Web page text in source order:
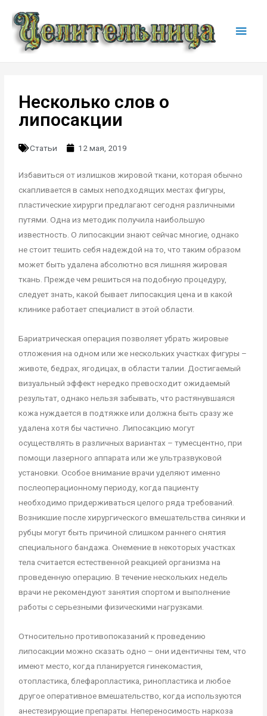
Несколько слов о
липосакции
Статьи 12 мая, 2019
Избавиться от излишков жировой ткани, которая обычно
скапливается в самых неподходящих местах фигуры,
пластические хирурги предлагают сегодня различными
путями. Одна из методик получила наибольшую
известность. О липосакции знают сейчас многие, однако
не стоит тешить себя надеждой на то, что таким образом
может быть удалена абсолютно вся лишняя жировая
ткань. Прежде чем решиться на подобную процедуру,
следует знать, какой бывает липосакция цена и в какой
клинике работает специалист в этой области.
Бариатрическая операция позволяет убрать жировые
отложения на одном или же нескольких участках фигуры –
животе, бедрах, ягодицах, в области талии. Достигаемый
визуальный эффект нередко превосходит ожидаемый
результат, однако нельзя забывать, что растянувшаяся
кожа нуждается в подтяжке или должна быть сразу же
удалена хотя бы частично. Липосакцию могут
осуществлять в различных вариантах – тумесцентно, при
помощи лазерного аппарата или же ультразвуковой
установки. Особое внимание врачи уделяют именно
послеоперационному периоду, когда пациенту
необходимо придерживаться целого ряда требований.
Возникшие после хирургического вмешательства синяки и
рубцы могут быть причиной слишком раннего снятия
специального бандажа. Онемение в некоторых участках
тела считается естественной реакцией организма на
проведенную операцию. В течение нескольких недель
врачи не рекомендуют занятия спортом и выполнение
работы с серьезными физическими нагрузками.
Относительно противопоказаний к проведению
липосакции можно сказать одно – они идентичны тем, что
имеют место, когда планируется гинекомастия,
отопластика, блефаропластика, ринопластика и любое
другое оперативное вмешательство, когда используются
анестезирующие препараты. Непереносимость наркоза